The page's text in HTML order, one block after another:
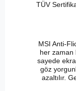
TÜV
MSI Anti-
her zaman
sayede
göz
azaltılır.